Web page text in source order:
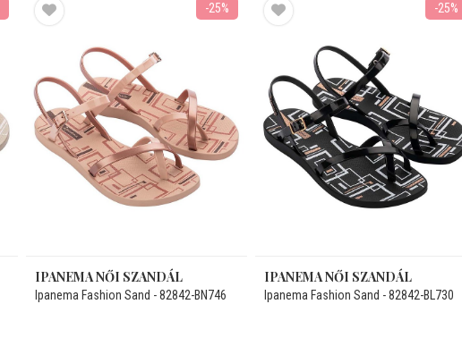
-25%
IPANEMA NŐI SZANDÁL
Ipanema Fashion Sand - 82842-BN746
-25%
IPANEMA NŐI SZANDÁL
Ipanema Fashion Sand - 82842-BL730